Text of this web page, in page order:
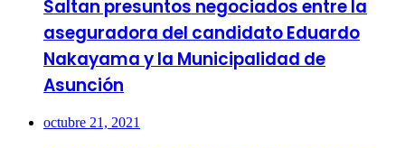
Saltan presuntos negociados entre la
aseguradora del candidato Eduardo
Nakayama y la Municipalidad de
Asunción
octubre 21, 2021